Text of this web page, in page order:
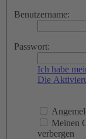
Benutzername:
Passwort:
Ich habe
Die
Meinen
verbergen